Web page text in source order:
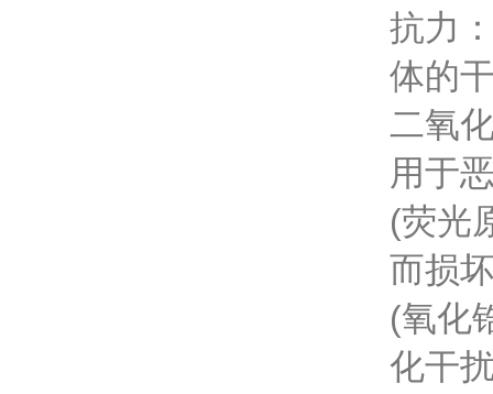
抗力
体的
二氧
用于
(荧光
而损
(氧化
化干